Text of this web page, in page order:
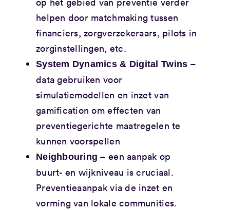
helpen door matchmaking tussen
financiers, zorgverzekeraars, pilots in
zorginstellingen, etc.
System Dynamics & Digital Twins –
data gebruiken voor
simulatiemodellen en inzet van
gamification om effecten van
preventiegerichte maatregelen te
kunnen voorspellen
Neighbouring – een aanpak op
buurt- en wijkniveau is cruciaal.
Preventieaanpak via de inzet en
vorming van lokale communities.